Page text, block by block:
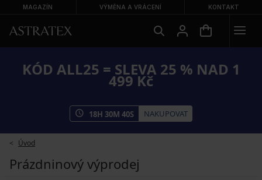
MAGAZÍN VÝMĚNA A VRÁCENÍ KONTAKT
KÓD ALL25 = SLEVA 25 % NAD 1
499 Kč
18H 30M 40S NAKUPOVAT
Úvod
Prázdninový výprodej